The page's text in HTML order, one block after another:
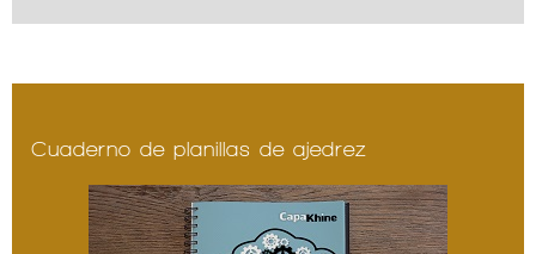
Cuaderno de planillas de ajedrez